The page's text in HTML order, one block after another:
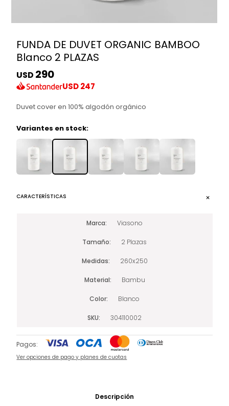
FUNDA DE DUVET ORGANIC BAMBOO
Blanco 2 PLAZAS
USD 290
USD247
Duvet cover en 100% algodón orgánico
Variantes en stock:
CARACTERÍSTICAS
Marca Viasono
Tamaño 2 Plazas
Medidas 260x250
Material Bambu
Color Blanco
SKU 304110002
Pagos:
Ver opciones de pago y planes de cuotas
Descripción